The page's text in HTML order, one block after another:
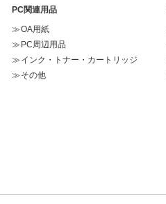
PC関連用品
OA用紙
PC周辺用品
インク・トナー・カートリッジ
その他